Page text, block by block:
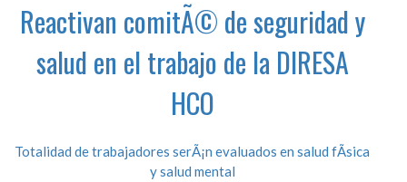
Reactivan comitÃ© de seguridad y
salud en el trabajo de la DIRESA
HCO
Totalidad de trabajadores serÃ¡n evaluados en salud fÃ­sica
y salud mental